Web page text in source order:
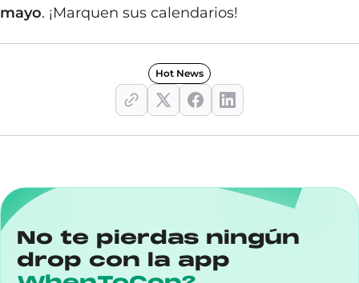
mayo. ¡Marquen sus calendarios!
Hot News
No te pierdas ningún
drop con la app